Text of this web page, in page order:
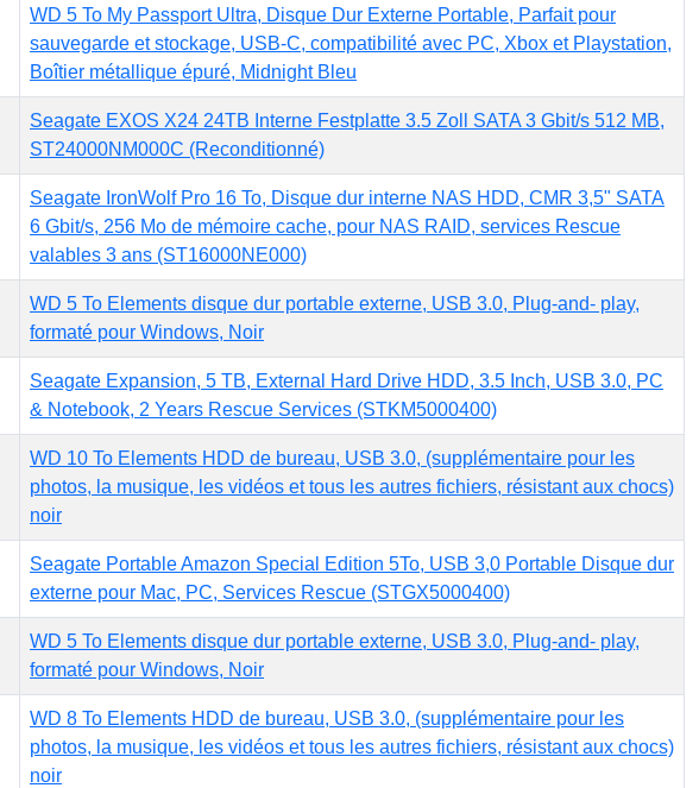
WD 5 To My Passport Ultra, Disque Dur Externe Portable, Parfait pour
sauvegarde et stockage, USB-C, compatibilité avec PC, Xbox et Playstation,
Boîtier métallique épuré, Midnight Bleu
Seagate EXOS X24 24TB Interne Festplatte 3.5 Zoll SATA 3 Gbit/s 512 MB,
ST24000NM000C (Reconditionné)
Seagate IronWolf Pro 16 To, Disque dur interne NAS HDD, CMR 3,5" SATA
6 Gbit/s, 256 Mo de mémoire cache, pour NAS RAID, services Rescue
valables 3 ans (ST16000NE000)
WD 5 To Elements disque dur portable externe, USB 3.0, Plug-and- play,
formaté pour Windows, Noir
Seagate Expansion, 5 TB, External Hard Drive HDD, 3.5 Inch, USB 3.0, PC
& Notebook, 2 Years Rescue Services (STKM5000400)
WD 10 To Elements HDD de bureau, USB 3.0, (supplémentaire pour les
photos, la musique, les vidéos et tous les autres fichiers, résistant aux chocs)
noir
Seagate Portable Amazon Special Edition 5To, USB 3,0 Portable Disque dur
externe pour Mac, PC, Services Rescue (STGX5000400)
WD 5 To Elements disque dur portable externe, USB 3.0, Plug-and- play,
formaté pour Windows, Noir
WD 8 To Elements HDD de bureau, USB 3.0, (supplémentaire pour les
photos, la musique, les vidéos et tous les autres fichiers, résistant aux chocs)
noir